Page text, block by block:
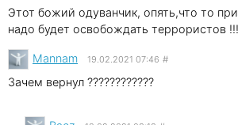
Этот божий одуванчик, опять,что то
надо будет освобождать террористов !!!
Mannam 19.02.2021 07:46 #
Зачем вернул ????????????